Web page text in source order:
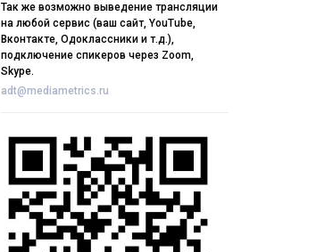
Так же возможно выведение трансляции
на любой сервис (ваш сайт, YouTube,
Вконтакте, Одоклассники и т.д.),
подключение спикеров через Zoom,
Skype.
adt@mediametrics.ru